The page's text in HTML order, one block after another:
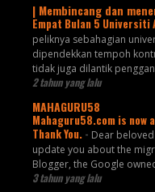
| Membincang dan
Empat Bulan 5 Universiti
peliknya sebahagian
dipendekkan tempoh
tidak juga dilantik
2 tahun yang lalu
MAHAGURU58
Mahaguru58.com is now
Thank You. - Dear
update you about the
Blogger, the Google
3 tahun yang lalu